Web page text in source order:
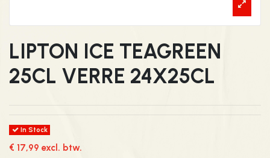
LIPTON ICE TEAGREEN
25CL VERRE 24X25CL
In Stock
€ 17,99 excl. btw.